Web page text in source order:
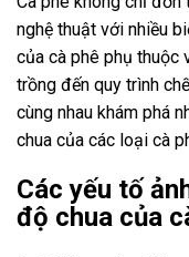
nghệ thuật với nhiều
của cà phê phụ thuộc
trồng đến quy trình
cùng nhau khám phá
chua của các loại cà
Các yếu tố
độ chua của